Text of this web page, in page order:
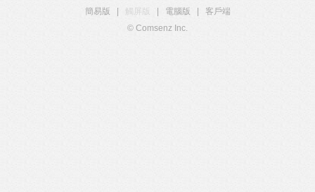
簡易版
觸屏版 電腦版
客戶端
© Comsenz Inc.